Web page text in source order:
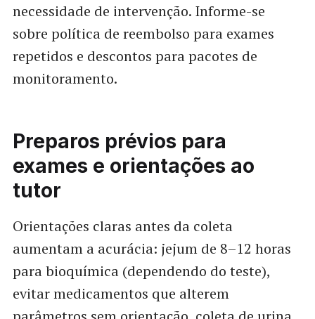
necessidade de intervenção. Informe-se
sobre política de reembolso para exames
repetidos e descontos para pacotes de
monitoramento.
Preparos prévios para
exames e orientações ao
tutor
Orientações claras antes da coleta
aumentam a acurácia: jejum de 8–12 horas
para bioquímica (dependendo do teste),
evitar medicamentos que alterem